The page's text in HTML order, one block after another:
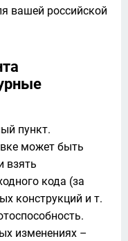
вашей российской
пункт.
может быть
взять
кода (за
конструкций и т.
изменениях –